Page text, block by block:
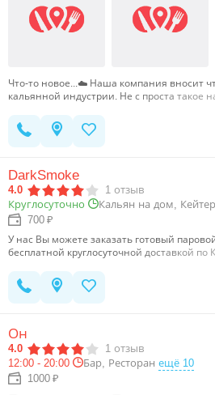
Что-то новое...☁️ Наша компания вносит
кальянной индустрии. Не с проста такое
мероприятий. В нашем штате
обучающиеся в Burncommunity School.
стали с уникальной продувкой.
средством, а также паром.…
DarkSmoke
4.0 1 отзыв
Круглосуточно
Кальян на дом,
700 ₽
У нас Вы можете заказать готовый
бесплатной круглосуточной доставкой по
мероприятия: свадьбы, корпоративы, Дни
Он
4.0 1 отзыв
12:00 - 20:00
Бар, Ресторан ещё 10
1000 ₽